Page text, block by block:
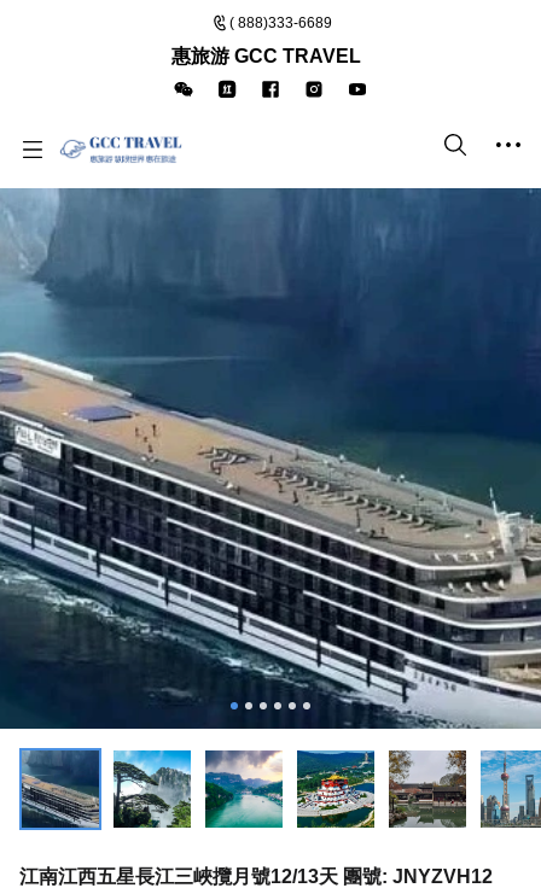
( 888)333-6689
惠旅游 GCC TRAVEL
江南江西五星長江三峽攬月號12/13天 團號: JNYZVH12